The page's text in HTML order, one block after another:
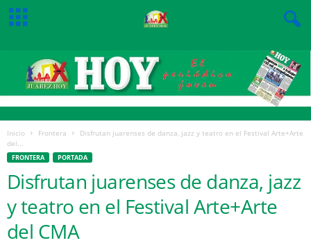
Inicio Frontera
Disfrutan juarenses de danza, jazz y teatro en el Festival Arte+Arte
del...
FRONTERA PORTADA
Disfrutan juarenses de danza, jazz
y teatro en el Festival Arte+Arte
del CMA